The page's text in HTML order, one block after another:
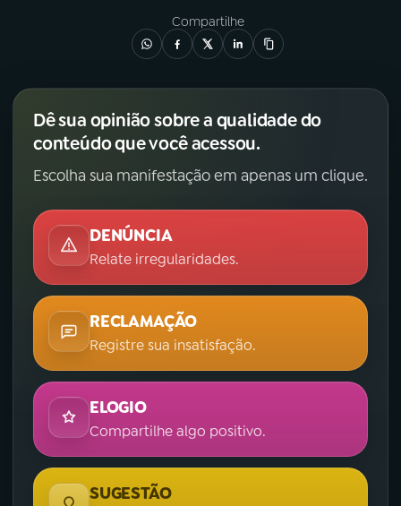
Compartilhe
Dê sua opinião sobre a qualidade do
conteúdo que você acessou.
Escolha sua manifestação em apenas um clique.
DENÚNCIA
Relate irregularidades.
RECLAMAÇÃO
Registre sua insatisfação.
ELOGIO
Compartilhe algo positivo.
SUGESTÃO